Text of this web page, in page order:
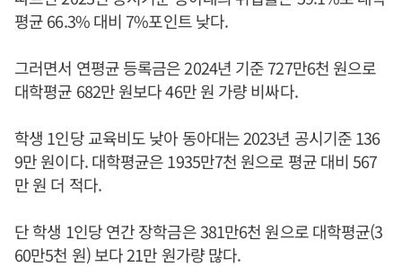
평균 66.3% 대비 7%포인트 낮다.
그러면서 연평균 등록금은 2024년 기준 727만6천 원으로
대학평균 682만 원보다 46만 원 가량 비싸다.
학생 1인당 교육비도 낮아 동아대는 2023년 공시기준 136
9만 원이다. 대학평균은 1935만7천 원으로 평균 대비 567
만 원 더 적다.
단 학생 1인당 연간 장학금은 381만6천 원으로 대학평균(3
60만5천 원) 보다 21만 원가량 많다.